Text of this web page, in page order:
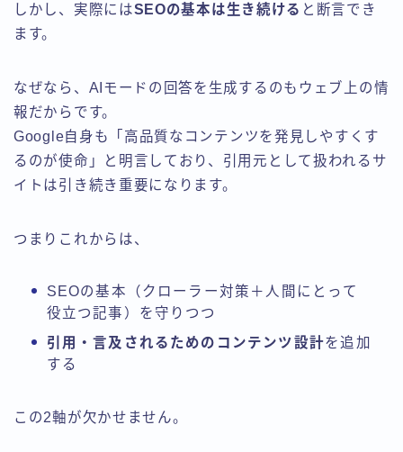
しかし、実際にはSEOの基本は生き続ける と断言でき
ます。
なぜなら、AIモードの回答を生成するのもウェブ上の情
報だからです。
Google自身も「高品質なコンテンツを発見しやすくす
るのが使命」と明言しており、引用元として扱われるサ
イトは引き続き重要になります。
つまりこれからは、
SEOの基本（クローラー対策＋人間にとって
役立つ記事）を守りつつ
引用・言及されるためのコンテンツ設計を追加
する
この2軸が欠かせません。